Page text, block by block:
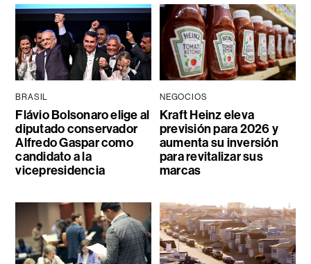
BRASIL
Flávio Bolsonaro elige al
diputado conservador
Alfredo Gaspar como
candidato a la
vicepresidencia
NEGOCIOS
Kraft Heinz eleva
previsión para 2026 y
aumenta su inversión
para revitalizar sus
marcas